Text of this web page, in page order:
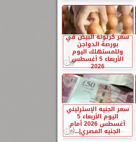
سعر كرتونة البيض في
بورصة الدواجن
وللمستهلك اليوم
الأربعاء 5 أغسطس
2026
سعر الجنيه الإسترليني
اليوم الأربعاء 5
أغسطس 2026 أمام
الجنيه المصري|...